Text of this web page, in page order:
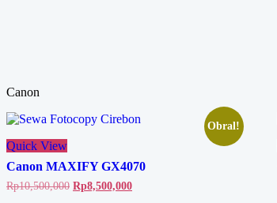
Canon
Obral!
Quick View
Canon MAXIFY GX4070
Rp10,500,000 Harga
Rp8,500,000Harga